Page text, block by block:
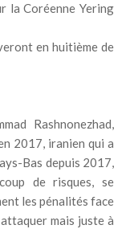
la Coréenne Yering
en huitième de
Rashnonezhad,
2017, iranien qui a
Bas depuis 2017,
de risques, se
les pénalités face
mais juste à